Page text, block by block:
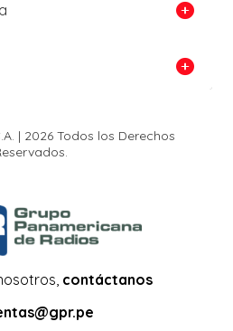
| 2026 Todos los Derechos
contáctanos